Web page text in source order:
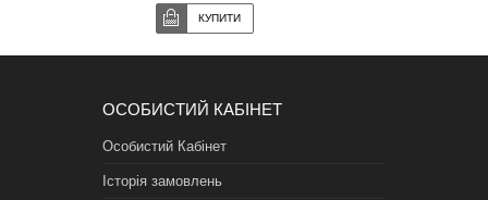
ОСОБИСТИЙ КАБІНЕТ
Особистий Кабінет
Історія замовлень